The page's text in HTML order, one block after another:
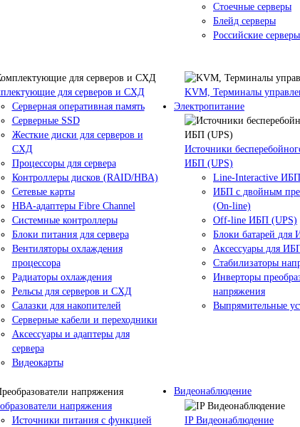
Стоечные серверы
Блейд серверы
Российские серверы
для серверов и СХД
Серверная оперативная память
Серверные SSD
Жесткие диски для серверов и
СХД
Процессоры для сервера
Контроллеры дисков (RAID/HBA)
Сетевые карты
HBA-адаптеры Fibre Channel
Системные контроллеры
Блоки питания для сервера
Вентиляторы охлаждения
процессора
Радиаторы охлаждения
Рельсы для серверов и СХД
Салазки для накопителей
Серверные кабели и переходники
Аксессуары и адаптеры для
сервера
Видеокарты
KVM, Терминалы
Электропитание
Источники
ИБП (UPS)
Line-Interactive
ИБП с двойным
(On-line)
Off-line ИБП (UPS)
Блоки батарей для
Аксессуары для
Стабилизаторы
Инверторы
напряжения
Выпрямительные
напряжения
Источники питания c функцией
Видеонаблюдение
IP Видеонаблюдение